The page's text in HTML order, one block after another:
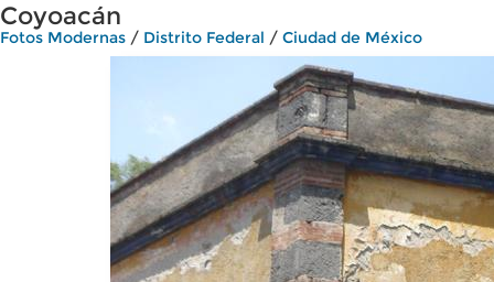
Coyoacán
Fotos Modernas / Distrito Federal / Ciudad de México